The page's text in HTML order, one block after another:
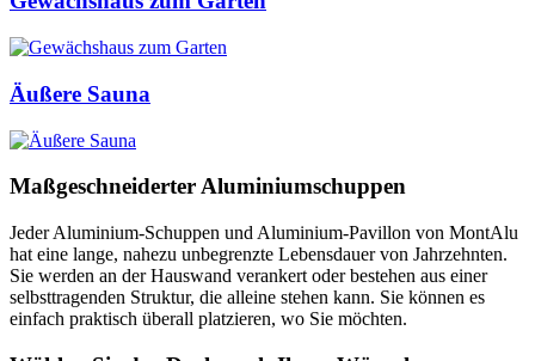
Äußere Sauna
Maßgeschneiderter Aluminiumschuppen
Jeder Aluminium-Schuppen und Aluminium-Pavillon von MontAlu
hat eine lange, nahezu unbegrenzte Lebensdauer von Jahrzehnten.
Sie werden an der Hauswand verankert oder bestehen aus einer
selbsttragenden Struktur, die alleine stehen kann. Sie können es
einfach praktisch überall platzieren, wo Sie möchten.